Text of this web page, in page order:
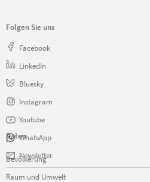
Folgen Sie uns
Facebook
LinkedIn
Bluesky
Instagram
Youtube
WhatsApp
Newsletter
Daten
Navigation
überspringen
Bevölkerung
Raum und Umwelt